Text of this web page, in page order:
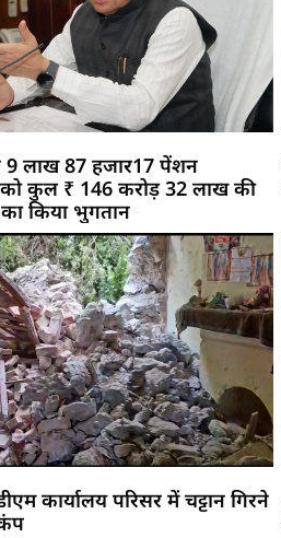
9 लाख 87 हजार17 पेंशन
को कुल ₹ 146 करोड़ 32 लाख की
किया भुगतान
कार्यालय परिसर में चट्टान गिरने